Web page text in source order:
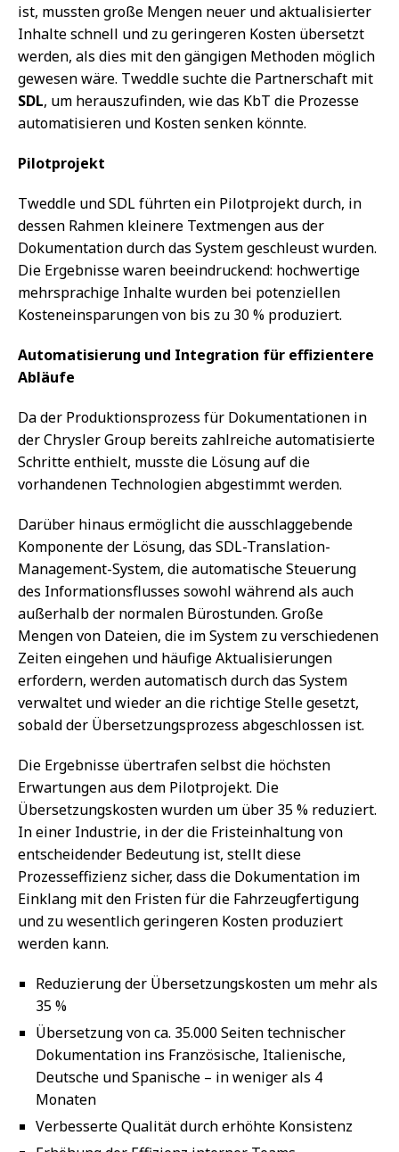
ist, mussten große Mengen neuer und aktualisierter
Inhalte schnell und zu geringeren Kosten übersetzt
werden, als dies mit den gängigen Methoden möglich
gewesen wäre. Tweddle suchte die Partnerschaft mit
SDL, um herauszufinden, wie das KbT die Prozesse
automatisieren und Kosten senken könnte.
Pilotprojekt
Tweddle und SDL führten ein Pilotprojekt durch, in
dessen Rahmen kleinere Textmengen aus der
Dokumentation durch das System geschleust wurden.
Die Ergebnisse waren beeindruckend: hochwertige
mehrsprachige Inhalte wurden bei potenziellen
Kosteneinsparungen von bis zu 30 % produziert.
Automatisierung und Integration für effizientere
Abläufe
Da der Produktionsprozess für Dokumentationen in
der Chrysler Group bereits zahlreiche automatisierte
Schritte enthielt, musste die Lösung auf die
vorhandenen Technologien abgestimmt werden.
Darüber hinaus ermöglicht die ausschlaggebende
Komponente der Lösung, das SDL-Translation-
Management-System, die automatische Steuerung
des Informationsflusses sowohl während als auch
außerhalb der normalen Bürostunden. Große
Mengen von Dateien, die im System zu verschiedenen
Zeiten eingehen und häufige Aktualisierungen
erfordern, werden automatisch durch das System
verwaltet und wieder an die richtige Stelle gesetzt,
sobald der Übersetzungsprozess abgeschlossen ist.
Die Ergebnisse übertrafen selbst die höchsten
Erwartungen aus dem Pilotprojekt. Die
Übersetzungskosten wurden um über 35 % reduziert.
In einer Industrie, in der die Fristeinhaltung von
entscheidender Bedeutung ist, stellt diese
Prozesseffizienz sicher, dass die Dokumentation im
Einklang mit den Fristen für die Fahrzeugfertigung
und zu wesentlich geringeren Kosten produziert
werden kann.
Reduzierung der Übersetzungskosten um mehr als
35 %
Übersetzung von ca. 35.000 Seiten technischer
Dokumentation ins Französische, Italienische,
Deutsche und Spanische – in weniger als 4
Monaten
Verbesserte Qualität durch erhöhte Konsistenz